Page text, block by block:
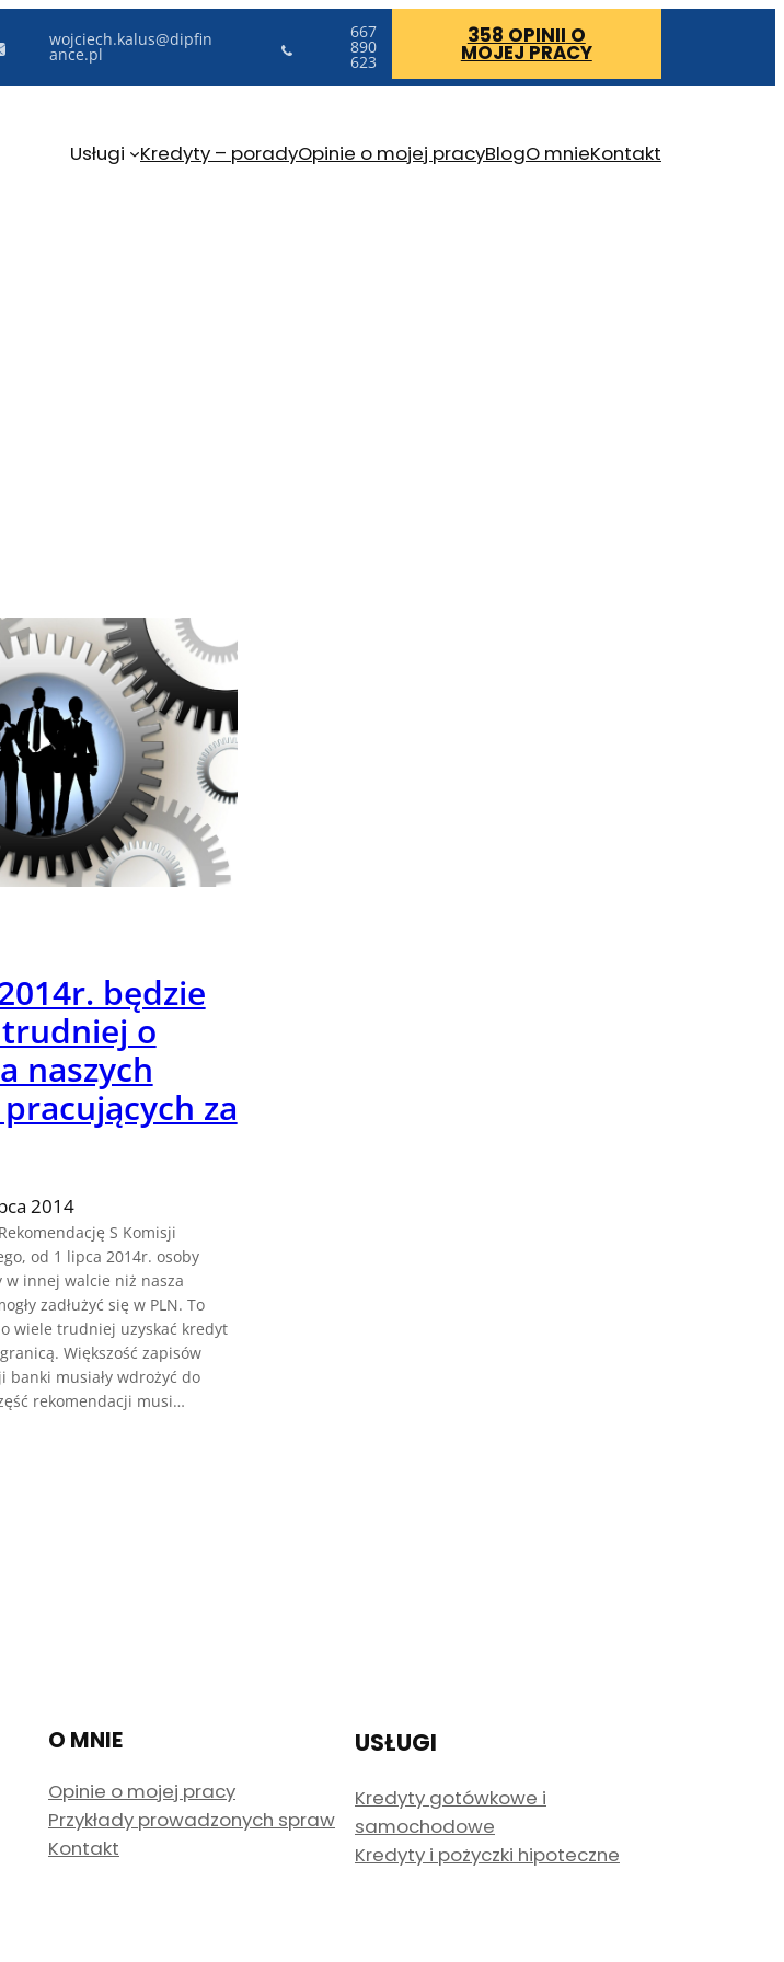
wojciech.kalus@dipfin
ance.pl
667
890
623
358 OPINII O
MOJEJ PRACY
Usługi Kredyty – poradyOpinie o mojej pracyBlogO mnieKontakt
będzie
o
naszych
za
2014
S Komisji
od 1 lipca 2014r. osoby
w innej walcie niż nasza
zadłużyć się w PLN. To
wiele trudniej uzyskać kredyt
Większość zapisów
banki musiały wdrożyć do
rekomendacji musi…
O MNIE
Opinie o mojej pracy
Przykłady prowadzonych spraw
Kontakt
USŁUGI
Kredyty gotówkowe i
samochodowe
Kredyty i pożyczki hipoteczne